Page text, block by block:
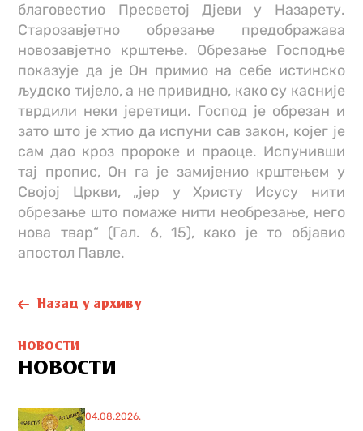
благовестио Пресветој Дjеви у Назарету.
Старозавjетно обрезање предображава
новозавjетно крштење. Обрезање Господње
показује да је Он примио на себе истинско
људско тиjело, а не привидно, како су касније
тврдили неки јеретици. Господ је обрезан и
зато што је хтио да испуни сав закон, којег је
сам дао кроз пророке и праоце. Испунивши
тај пропис, Он га је замиjенио крштењем у
Својој Цркви, „јер у Христу Исусу нити
обрезање што помаже нити необрезање, него
нова твар“ (Гал. 6, 15), како је то објавио
апостол Павле.
Назад у архиву
НОВОСТИ
НОВОСТИ
04.08.2026.